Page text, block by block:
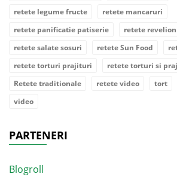
retete legume fructe
retete mancaruri
retete panificatie patiserie
retete revelion
retete salate sosuri
retete Sun Food
retete torturi prajituri
retete torturi si
Retete traditionale
retete video tort
video
PARTENERI
Blogroll